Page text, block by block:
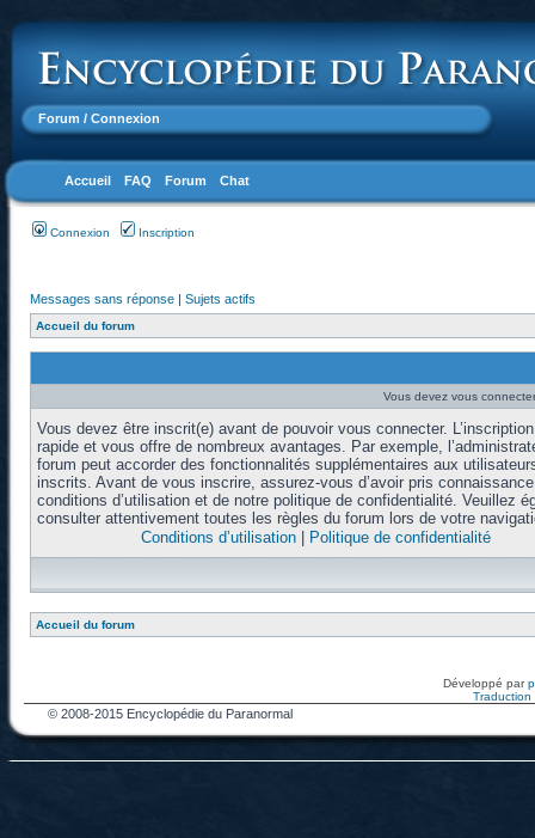
Forum / Connexion
Accueil FAQ Forum Chat
Connexion Inscription
Messages sans réponse | Sujets actifs
Accueil du forum
Vous devez vous
Vous devez être inscrit(e) avant de pouvoir vous connecter.
rapide et vous offre de nombreux avantages. Par exemple,
forum peut accorder des fonctionnalités supplémentaires aux
inscrits. Avant de vous inscrire, assurez-vous d’avoir pris
conditions d’utilisation et de notre politique de confidentialité. Veuillez
consulter attentivement toutes les règles du forum lors de votre
Conditions d’utilisation| Politique de confidentialité
Accueil du forum
Développé par
Traduction
© 2008-2015 Encyclopédie du Paranormal